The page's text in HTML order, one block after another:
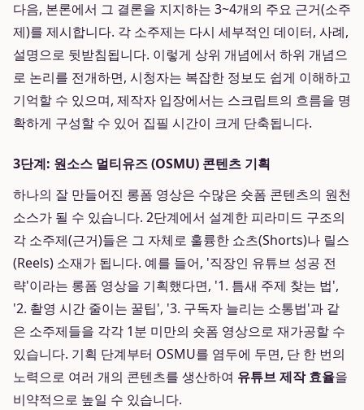
다음, 본론에서 그 결론을 지지하는 3~4개의 주요 근거(소주
제)를 제시합니다. 각 소주제는 다시 세부적인 데이터, 사례,
설명으로 뒷받침됩니다. 이렇게 상위 개념에서 하위 개념으
로 논리를 전개하면, 시청자는 복잡한 정보도 쉽게 이해하고
기억할 수 있으며, 제작자 입장에서는 스크립트의 흐름을 명
확하게 구성할 수 있어 집필 시간이 크게 단축됩니다.
3단계: 원소스 멀티유즈 (OSMU) 콘텐츠 기획
하나의 잘 만들어진 롱폼 영상은 수많은 숏폼 콘텐츠의 원천
소스가 될 수 있습니다. 2단계에서 설계한 피라미드 구조의
각 소주제(근거)들은 그 자체로 훌륭한 쇼츠(Shorts)나 릴스
(Reels) 소재가 됩니다. 예를 들어, '직장인 유튜브 성공 전
략'이라는 롱폼 영상을 기획했다면, '1. 틈새 주제 찾는 법',
'2. 촬영 시간 줄이는 꿀팁', '3. 구독자 늘리는 소통법'과 같
은 소주제들을 각각 1분 미만의 숏폼 영상으로 재가공할 수
있습니다. 기획 단계부터 OSMU를 염두에 두면, 단 한 번의
노력으로 여러 개의 콘텐츠를 생산하여 유튜브 제작 효율을
비약적으로 높일 수 있습니다.